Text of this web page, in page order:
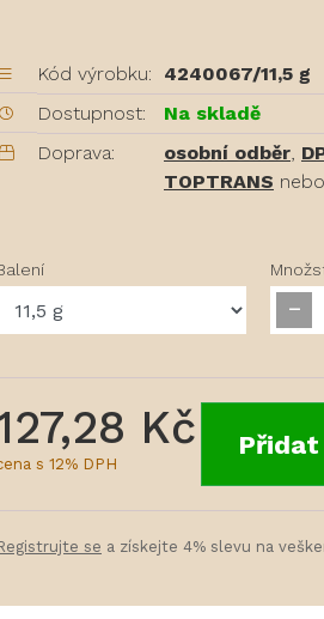
Kód výrobku:
4240067/11,5 g
Dostupnost:
Na skladě
Doprava:
osobní odběr,
TOPTRANS nebo
Kč
s 12% DPH
Přidat
se a získejte 4% slevu na